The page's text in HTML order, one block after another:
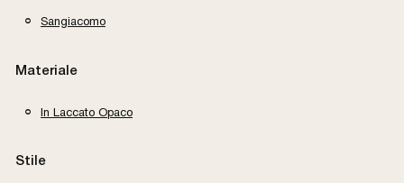
Sangiacomo
Materiale
In Laccato Opaco
Stile